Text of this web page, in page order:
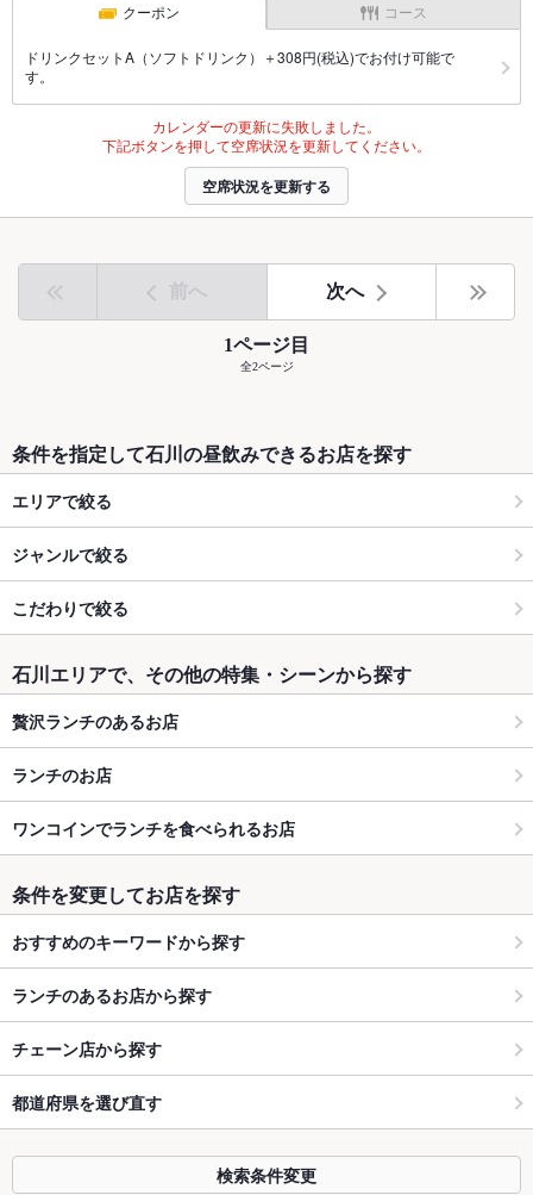
クーポン コース
ドリンクセットA（ソフトドリンク）＋308円(税込)でお付け可能で
す。
カレンダーの更新に失敗しました。
下記ボタンを押して空席状況を更新してください。
空席状況を更新する
前へ 次へ
1ページ目
全2ページ
条件を指定して石川の昼飲みできるお店を探す
エリアで絞る
ジャンルで絞る
こだわりで絞る
石川エリアで、その他の特集・シーンから探す
贅沢ランチのあるお店
ランチのお店
ワンコインでランチを食べられるお店
条件を変更してお店を探す
おすすめのキーワードから探す
ランチのあるお店から探す
チェーン店から探す
都道府県を選び直す
検索条件変更